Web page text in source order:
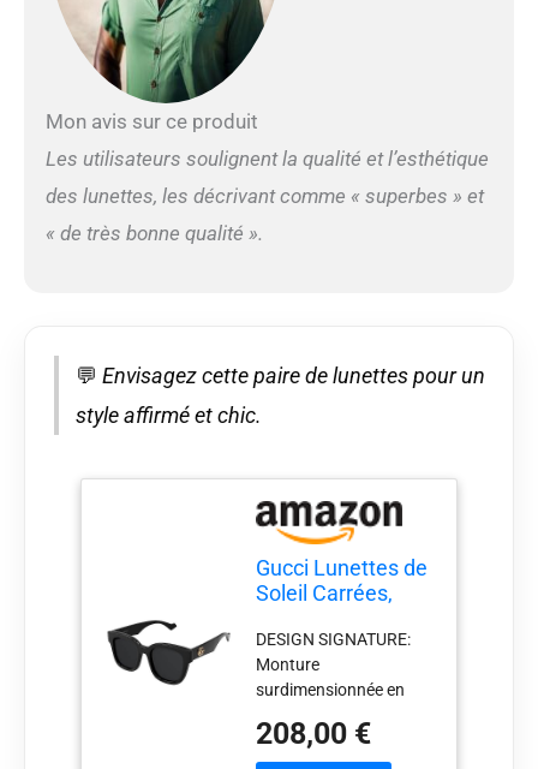
durabilité
Mon avis sur ce produit
Les utilisateurs soulignent la qualité et l’esthétique
des lunettes, les décrivant comme « superbes » et
« de très bonne qualité ».
💬 Envisagez cette paire de lunettes pour un
style affirmé et chic.
Gucci Lunettes de
Soleil Carrées,
Verres Foncés,
Logo GG Doré
DESIGN SIGNATURE:
Monture
surdimensionnée en
avec logo GG doré
208,00 €